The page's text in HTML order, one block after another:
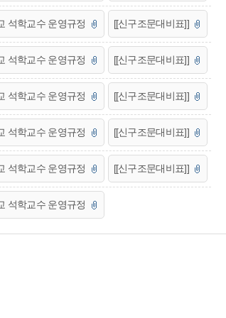
석학교수 운영규정 [[신구조문대비표]]
석학교수 운영규정 [[신구조문대비표]]
석학교수 운영규정 [[신구조문대비표]]
석학교수 운영규정 [[신구조문대비표]]
석학교수 운영규정 [[신구조문대비표]]
석학교수 운영규정